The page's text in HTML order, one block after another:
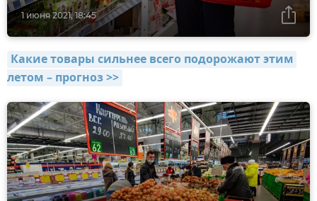
1 июня 2021, 18:45
Какие товары сильнее всего подорожают этим
летом – прогноз >>